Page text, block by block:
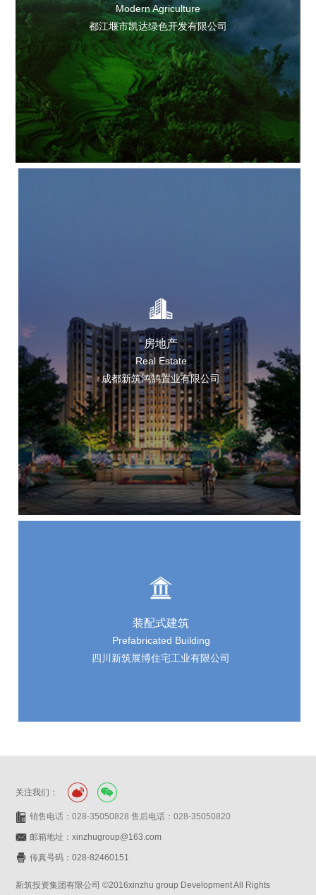
Modern Agriculture
都江堰市凯达绿色开发有限公司
房地产
Real Estate
成都新筑鸿鹄置业有限公司
装配式建筑
Prefabricated Building
四川新筑展博住宅工业有限公司
关注我们：
销售电话：028-35050828 售后电话：028-35050820
邮箱地址：xinzhugroup@163.com
传真号码：028-82460151
新筑投资集团有限公司 ©2016xinzhu group Development All Rights